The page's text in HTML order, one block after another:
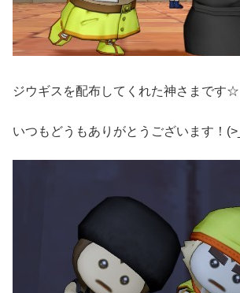
ジウギスを配布してくれた神さまです☆
いつもどうもありがとうございます！